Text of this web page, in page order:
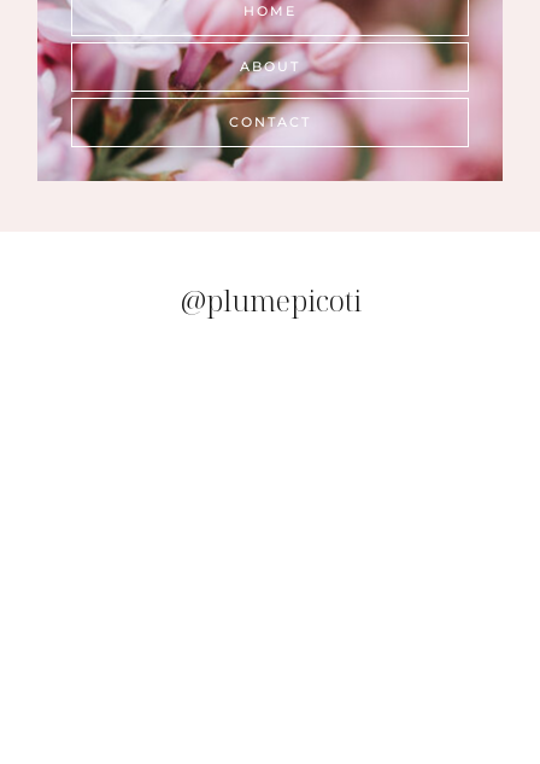
HOME
ABOUT
CONTACT
@plumepicoti